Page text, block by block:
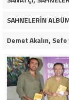
Demet Akalın, Sefo